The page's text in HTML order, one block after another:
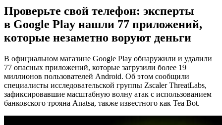
Проверьте свой телефон: эксперты
в Google Play нашли 77 приложений,
которые незаметно воруют деньги
В официальном магазине Google Play обнаружили и удалили
77 опасных приложений, которые загрузили более 19
миллионов пользователей Android. Об этом сообщили
специалисты исследовательской группы Zscaler ThreatLabs,
зафиксировавшие масштабную волну атак с использованием
банковского трояна Anatsa, также известного как Tea Bot.